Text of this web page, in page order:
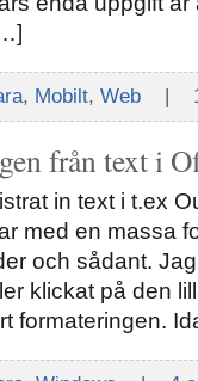
, Mobilt, Web |
från text i
in text i t.ex
med en massa
och sådant.
klickat på den
formateringen.